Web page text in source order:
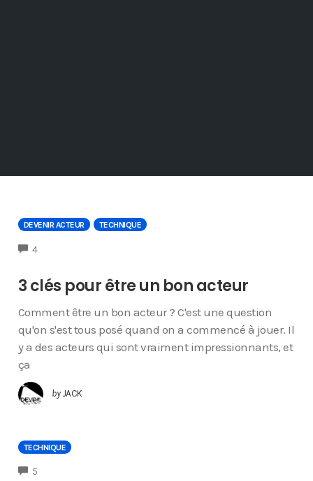
DEVENIR ACTEUR TECHNIQUE
4
3 clés pour être un bon acteur
Comment être un bon acteur ? C'est une question
qu'on s'est tous posé quand on a commencé à jouer. Il
y a des acteurs qui sont vraiment impressionnants, et
ça
by JACK
TECHNIQUE
5COMMENTS